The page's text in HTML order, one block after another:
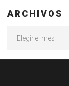
ARCHIVOS